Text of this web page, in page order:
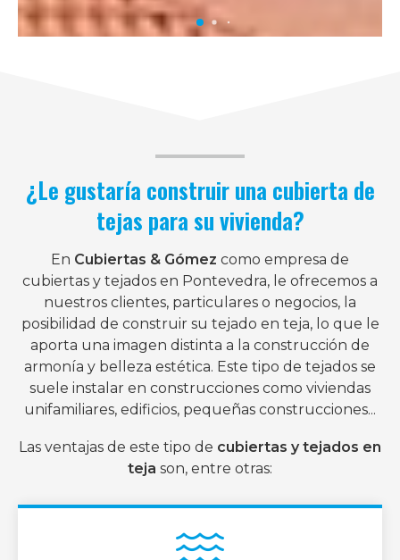
¿Le gustaría construir una cubierta de
tejas para su vivienda?
En Cubiertas & Gómez como empresa de
cubiertas y tejados en Pontevedra, le ofrecemos a
nuestros clientes, particulares o negocios, la
posibilidad de construir su tejado en teja, lo que le
aporta una imagen distinta a la construcción de
armonía y belleza estética. Este tipo de tejados se
suele instalar en construcciones como viviendas
unifamiliares, edificios, pequeñas construcciones...
Las ventajas de este tipo de cubiertas y tejados en
teja son, entre otras: